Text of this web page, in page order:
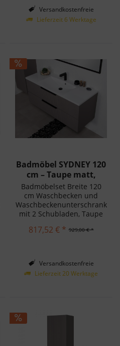
Versandkostenfreie
Lieferung in Deutschland!
Lieferzeit 6 Werktage
Badmöbel SYDNEY 120
cm – Taupe matt,
Waschtisch...
Badmöbelset Breite 120
cm Waschbecken und
Waschbeckenunterschrank
mit 2 Schubladen, Taupe
einfache Montage.
929,00 € *
817,52 € *
Versandkostenfreie
Lieferung in Deutschland!
Lieferzeit 20 Werktage